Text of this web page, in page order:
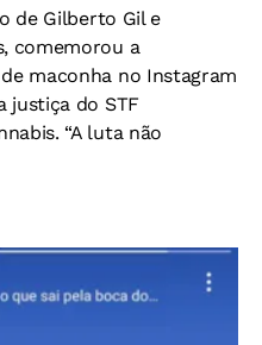
de Gilberto Gil e
comemorou a
maconha no Instagram
justiça do STF
“A luta não